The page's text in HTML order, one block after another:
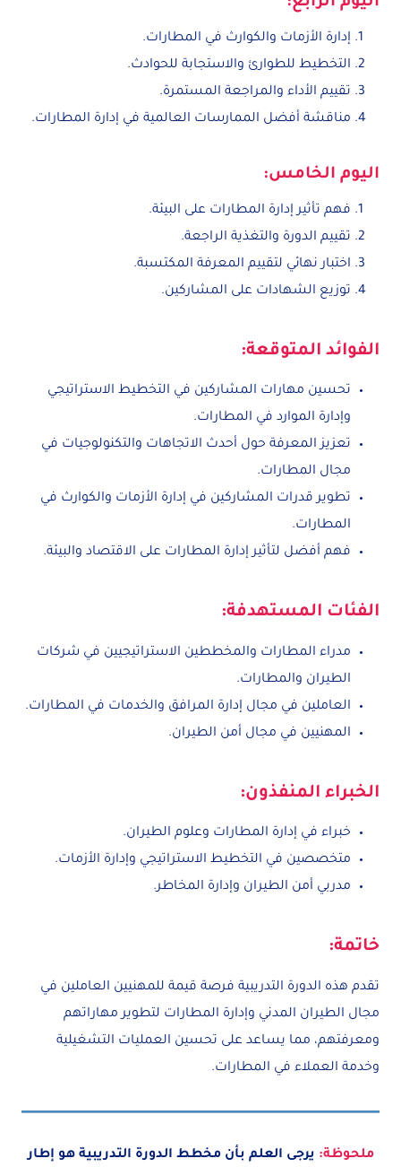
إدارة الأزمات والكوارث في المطارات.
التخطيط للطوارئ والاستجابة للحوادث.
تقييم الأداء والمراجعة المستمرة.
مناقشة أفضل الممارسات العالمية في إدارة المطارات.
اليوم الخامس:
فهم تأثير إدارة المطارات على البيئة.
تقييم الدورة والتغذية الراجعة.
اختبار نهائي لتقييم المعرفة المكتسبة.
توزيع الشهادات على المشاركين.
الفوائد المتوقعة:
تحسين مهارات المشاركين في التخطيط الاستراتيجي
وإدارة الموارد في المطارات.
تعزيز المعرفة حول أحدث الاتجاهات والتكنولوجيات في
مجال المطارات.
تطوير قدرات المشاركين في إدارة الأزمات والكوارث في
المطارات.
فهم أفضل لتأثير إدارة المطارات على الاقتصاد والبيئة.
الفئات المستهدفة:
مدراء المطارات والمخططين الاستراتيجيين في شركات
الطيران والمطارات.
العاملين في مجال إدارة المرافق والخدمات في المطارات.
المهنيين في مجال أمن الطيران.
الخبراء المنفذون:
خبراء في إدارة المطارات وعلوم الطيران.
متخصصين في التخطيط الاستراتيجي وإدارة الأزمات.
مدربي أمن الطيران وإدارة المخاطر.
خاتمة:
تقدم هذه الدورة التدريبية فرصة قيمة للمهنيين العاملين في
مجال الطيران المدني وإدارة المطارات لتطوير مهاراتهم
ومعرفتهم، مما يساعد على تحسين العمليات التشغيلية
وخدمة العملاء في المطارات.
ملحوظة: يرجى العلم بأن مخطط الدورة التدريبية هو إطار